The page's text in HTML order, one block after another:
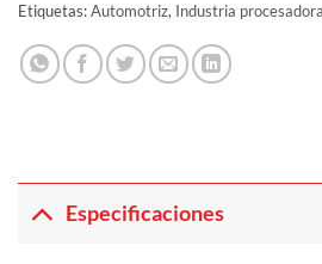
Etiquetas:Automotriz, Industria
Especificaciones